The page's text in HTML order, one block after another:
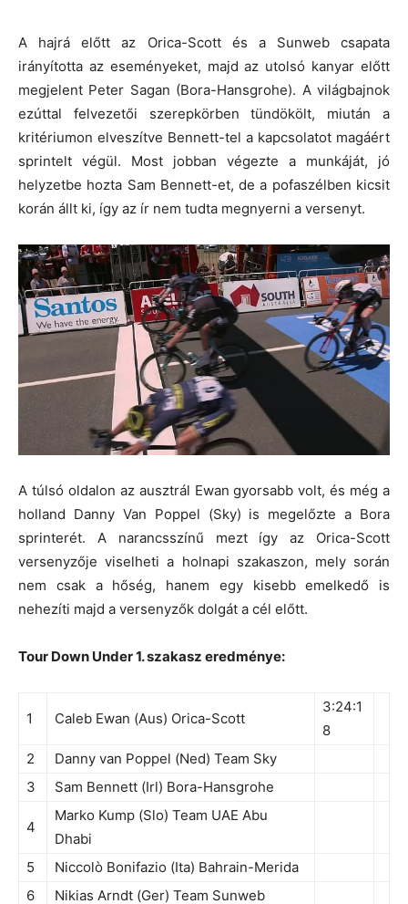
A hajrá előtt az Orica-Scott és a Sunweb csapata
irányította az eseményeket, majd az utolsó kanyar előtt
megjelent Peter Sagan (Bora-Hansgrohe). A világbajnok
ezúttal felvezetői szerepkörben tündökölt, miután a
kritériumon elveszítve Bennett-tel a kapcsolatot magáért
sprintelt végül. Most jobban végezte a munkáját, jó
helyzetbe hozta Sam Bennett-et, de a pofaszélben kicsit
korán állt ki, így az ír nem tudta megnyerni a versenyt.
A túlsó oldalon az ausztrál Ewan gyorsabb volt, és még a
holland Danny Van Poppel (Sky) is megelőzte a Bora
sprinterét. A narancsszínű mezt így az Orica-Scott
versenyzője viselheti a holnapi szakaszon, mely során
nem csak a hőség, hanem egy kisebb emelkedő is
nehezíti majd a versenyzők dolgát a cél előtt.
Tour Down Under 1. szakasz eredménye:
1 Caleb Ewan (Aus) Orica-Scott
3:24:1
8
2
Danny van Poppel (Ned) Team Sky
3
Sam Bennett (Irl) Bora-Hansgrohe
4
Marko Kump (Slo) Team UAE Abu
Dhabi
5
Niccolò Bonifazio (Ita) Bahrain-Merida
6
Nikias Arndt (Ger) Team Sunweb